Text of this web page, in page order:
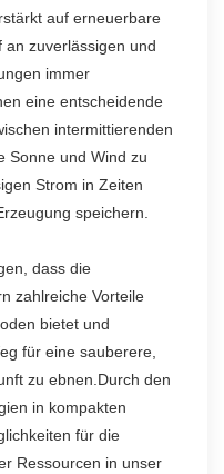
auf erneuerbare
an zuverlässigen und
immer
eine entscheidende
intermittierenden
Sonne und Wind zu
Strom in Zeiten
speichern.
dass die
zahlreiche Vorteile
bietet und
für eine sauberere,
zu ebnen.Durch den
in kompakten
für die
Ressourcen in unser